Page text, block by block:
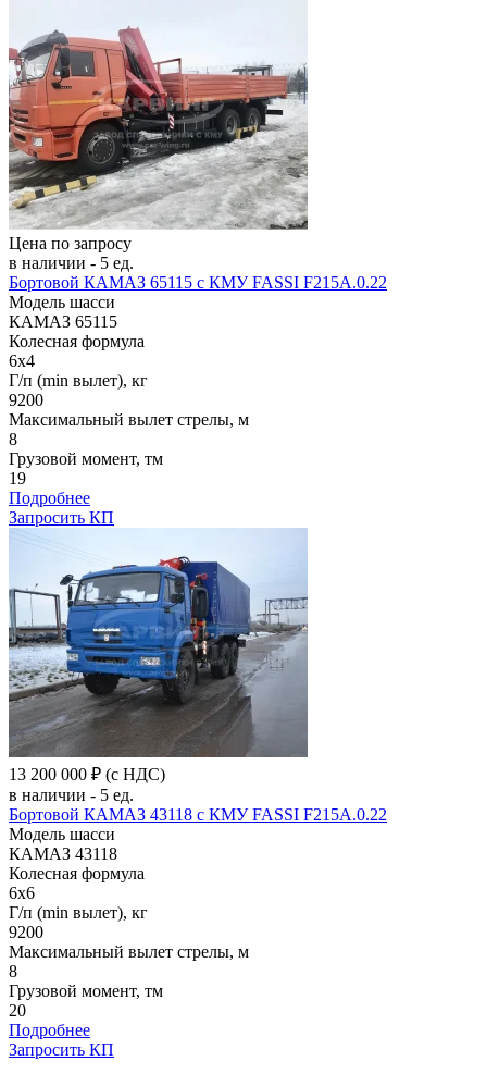
Цена по запросу
в наличии - 5 ед.
Бортовой КАМАЗ 65115 c КМУ FASSI F215A.0.22
Модель шасси
КАМАЗ 65115
Колесная формула
6x4
Г/п (min вылет), кг
9200
Максимальный вылет стрелы, м
8
Грузовой момент, тм
19
Подробнее
Запросить КП
13 200 000 ₽ (с НДС)
в наличии - 5 ед.
Бортовой КАМАЗ 43118 c КМУ FASSI F215A.0.22
Модель шасси
КАМАЗ 43118
Колесная формула
6x6
Г/п (min вылет), кг
9200
Максимальный вылет стрелы, м
8
Грузовой момент, тм
20
Подробнее
Запросить КП